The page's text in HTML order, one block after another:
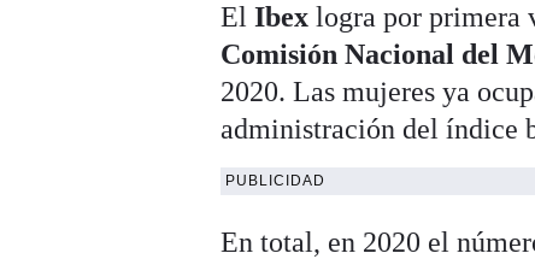
ElIbexlogra por primera
Comisión Nacional del
2020. Las mujeres ya
administración del índice
PUBLICIDAD
En total, en 2020 el